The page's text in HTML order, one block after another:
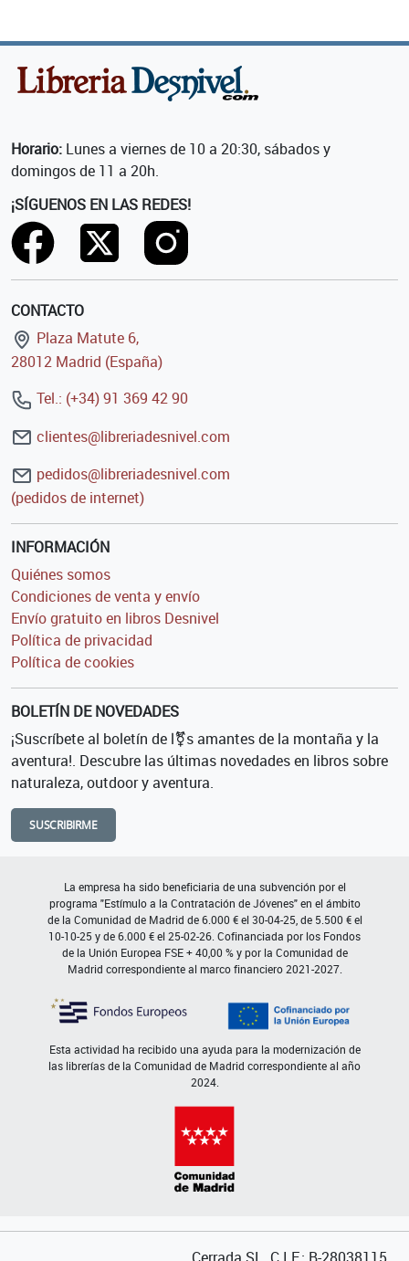
Horario: Lunes a viernes de 10 a 20:30, sábados y
domingos de 11 a 20h.
¡SÍGUENOS EN LAS REDES!
CONTACTO
Plaza Matute 6,
28012 Madrid (España)
Tel.: (+34) 91 369 42 90
clientes@libreriadesnivel.com
pedidos@libreriadesnivel.com
(pedidos de internet)
INFORMACIÓN
Quiénes somos
Condiciones de venta y envío
Envío gratuito en libros Desnivel
Política de privacidad
Política de cookies
BOLETÍN DE NOVEDADES
¡Suscríbete al boletín de l⚧s amantes de la montaña y la
aventura!. Descubre las últimas novedades en libros sobre
naturaleza, outdoor y aventura.
SUSCRIBIRME
La empresa ha sido beneficiaria de una subvención por el
programa "Estímulo a la Contratación de Jóvenes" en el ámbito
de la Comunidad de Madrid de 6.000 € el 30-04-25, de 5.500 € el
10-10-25 y de 6.000 € el 25-02-26. Cofinanciada por los Fondos
de la Unión Europea FSE + 40,00 % y por la Comunidad de
Madrid correspondiente al marco financiero 2021-2027.
Esta actividad ha recibido una ayuda para la modernización de
las librerías de la Comunidad de Madrid correspondiente al año
2024.